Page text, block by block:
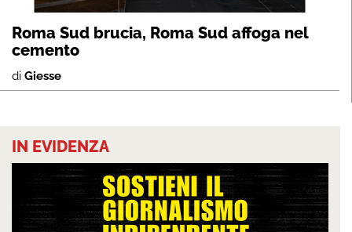
Roma Sud brucia, Roma Sud affoga nel
cemento
di Giesse
IN EVIDENZA